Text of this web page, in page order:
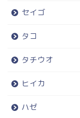
セイゴ
タコ
タチウオ
ヒイカ
ハゼ